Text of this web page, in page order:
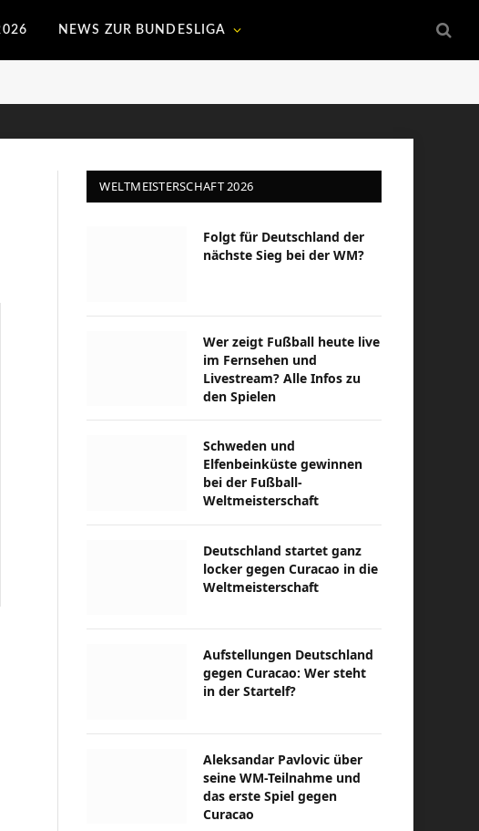
NEWS ZUR BUNDESLIGA
WELTMEISTERSCHAFT 2026
Folgt für Deutschland der
nächste Sieg bei der WM?
Wer zeigt Fußball heute live
im Fernsehen und
Livestream? Alle Infos zu
den Spielen
Schweden und
Elfenbeinküste gewinnen
bei der Fußball-
Weltmeisterschaft
Deutschland startet ganz
locker gegen Curacao in die
Weltmeisterschaft
Aufstellungen Deutschland
gegen Curacao: Wer steht
in der Startelf?
Aleksandar Pavlovic über
seine WM-Teilnahme und
das erste Spiel gegen
Curacao